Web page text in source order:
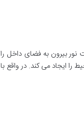
بیرون به فضای داخل را
ایجاد می کند. در واقع با